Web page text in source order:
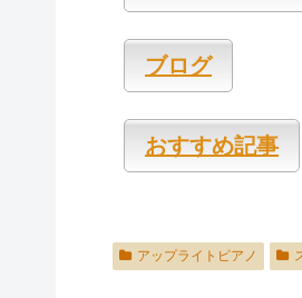
ブログ
おすすめ記事
アップライトピアノ